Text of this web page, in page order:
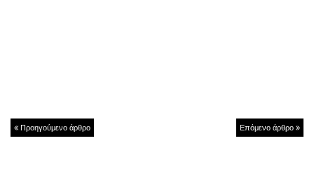
Προηγούμενο άρθρο Επόμενο άρθρο